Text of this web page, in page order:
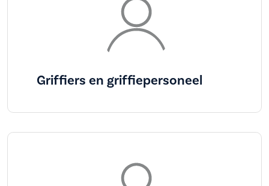
Griffiers en griffiepersoneel